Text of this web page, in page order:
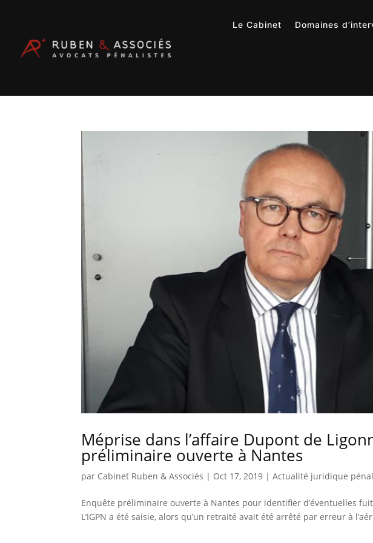
Le Cabinet Domaines
Méprise dans l’affaire Dupont de
préliminaire ouverte à Nantes
par Cabinet Ruben & Associés | Oct 17, 2019 |Actualité juridique
Enquête préliminaire ouverte à Nantes pour identifier d’éventuelles
L’IGPN a été saisie, alors qu’un retraité avait été arrêté par erreur à